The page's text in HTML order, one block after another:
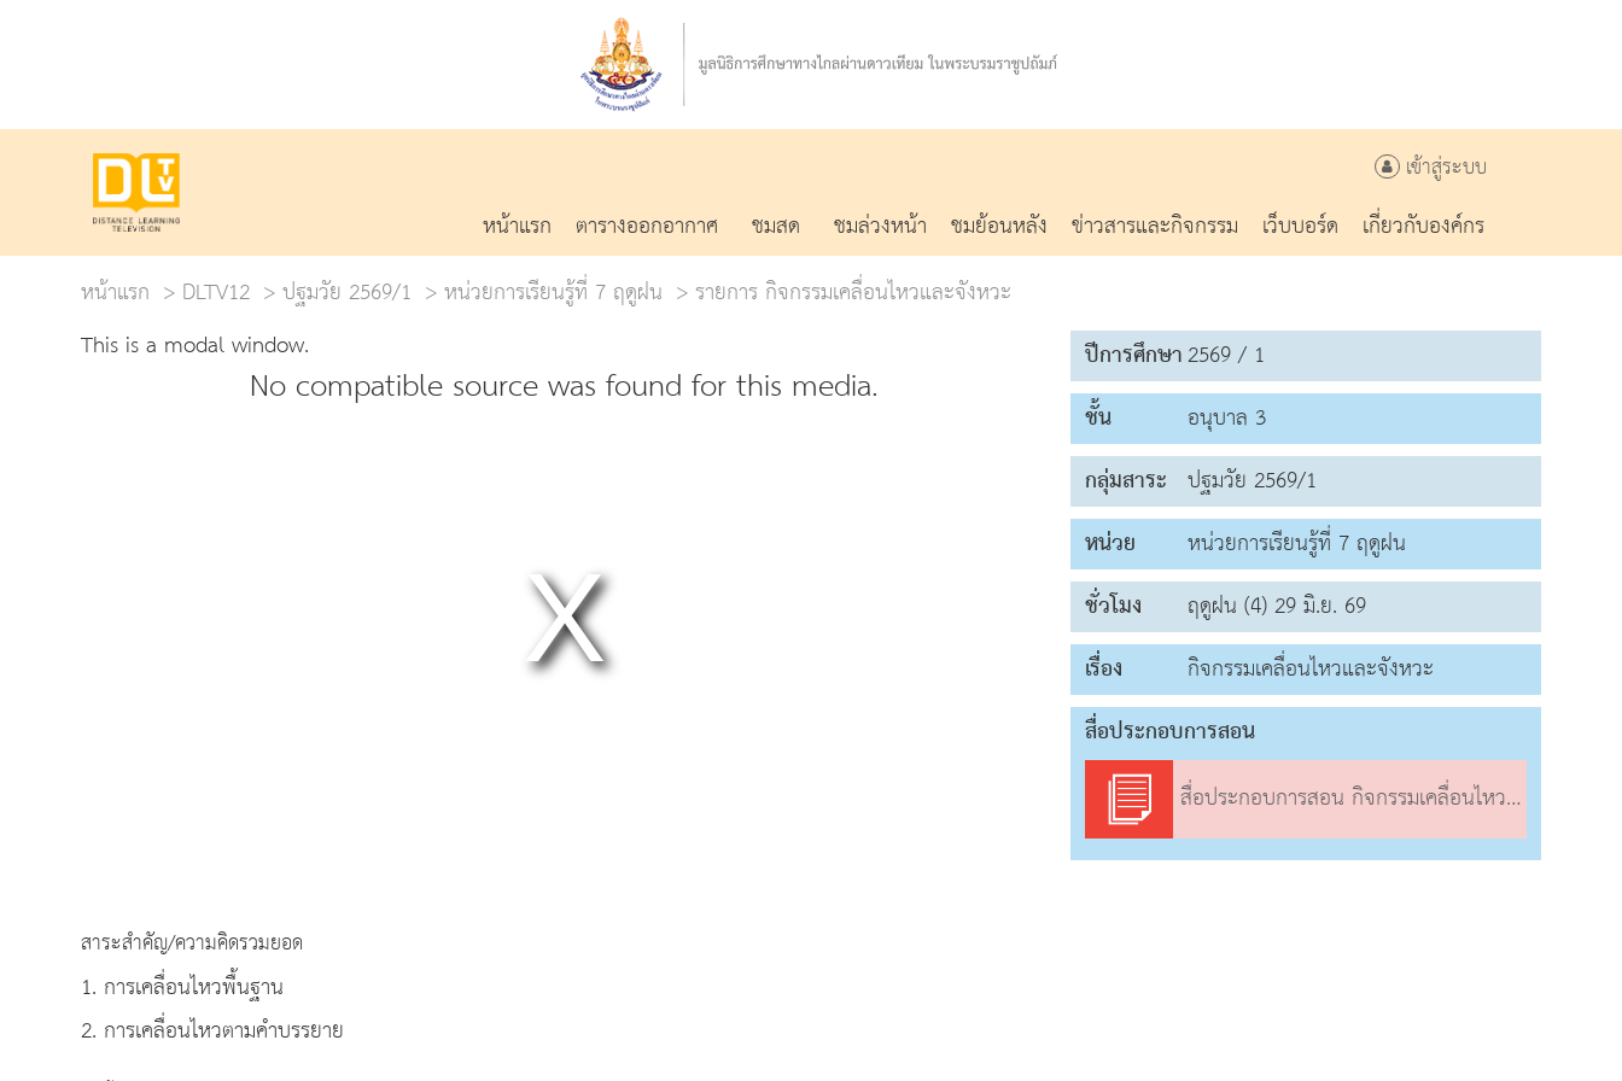
เข้าสู่ระบบ
หน้าแรก ตารางออกอากาศ ชมสด ชมล่วงหน้า ชมย้อนหลัง ข่าวสารและกิจกรรม เว็บบอร์ด
เกี่ยวกับองค์กร
หน้าแรก
DLTV12 ปฐมวัย 2569/1 หน่วยการเรียนรู้ที่ 7 ฤดูฝน
รายการ กิจกรรมเคลื่อนไหวและจังหวะ
This is a modal window.
No compatible source was found for this media.
สาระสำคัญ/ความคิดรวมยอด
1. การเคลื่อนไหวพื้นฐาน
2. การเคลื่อนไหวตามคำบรรยาย
ปีการศึกษา2569 / 1
ชั้น
อนุบาล 3
กลุ่มสาระ ปฐมวัย 2569/1
หน่วย
หน่วยการเรียนรู้ที่ 7 ฤดูฝน
ชั่วโมง
ฤดูฝน (4) 29 มิ.ย. 69
เรื่อง
กิจกรรมเคลื่อนไหวและจังหวะ
สื่อประกอบการสอน
สื่อประกอบการสอน กิจกรรมเคลื่อนไหวและจังหวะ